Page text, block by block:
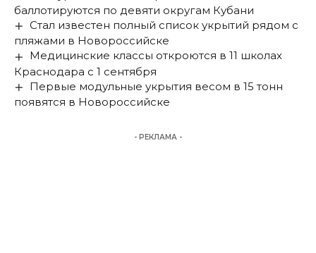
баллотируются по девяти округам Кубани
Стал известен полный список укрытий рядом с
пляжами в Новороссийске
Медицинские классы откроются в 11 школах
Краснодара с 1 сентября
Первые модульные укрытия весом в 15 тонн
появятся в Новороссийске
- РЕКЛАМА -